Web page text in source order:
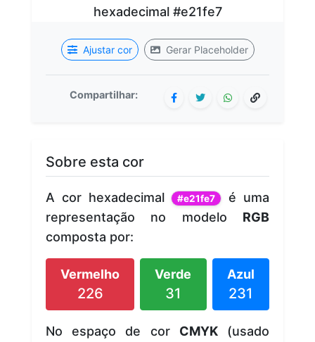
Ajustar cor Gerar Placeholder
Compartilhar:
Sobre esta cor
A cor hexadecimal #e21fe7
é uma
representação no modelo RGB
composta por:
Vermelho
226
Verde
31
Azul
231
No espaço de cor CMYK(usado